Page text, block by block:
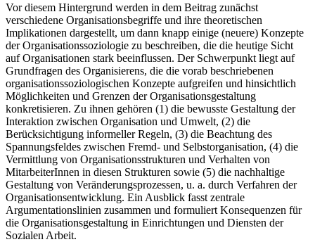
Vor diesem Hintergrund werden in dem Beitrag zunächst
verschiedene Organisationsbegriffe und ihre theoretischen
Implikationen dargestellt, um dann knapp einige (neuere) Konzepte
der Organisationssoziologie zu beschreiben, die die heutige Sicht
auf Organisationen stark beeinflussen. Der Schwerpunkt liegt auf
Grundfragen des Organisierens, die die vorab beschriebenen
organisationssoziologischen Konzepte aufgreifen und hinsichtlich
Möglichkeiten und Grenzen der Organisationsgestaltung
konkretisieren. Zu ihnen gehören (1) die bewusste Gestaltung der
Interaktion zwischen Organisation und Umwelt, (2) die
Berücksichtigung informeller Regeln, (3) die Beachtung des
Spannungsfeldes zwischen Fremd- und Selbstorganisation, (4) die
Vermittlung von Organisationsstrukturen und Verhalten von
MitarbeiterInnen in diesen Strukturen sowie (5) die nachhaltige
Gestaltung von Veränderungsprozessen, u. a. durch Verfahren der
Organisationsentwicklung. Ein Ausblick fasst zentrale
Argumentationslinien zusammen und formuliert Konsequenzen für
die Organisationsgestaltung in Einrichtungen und Diensten der
Sozialen Arbeit.